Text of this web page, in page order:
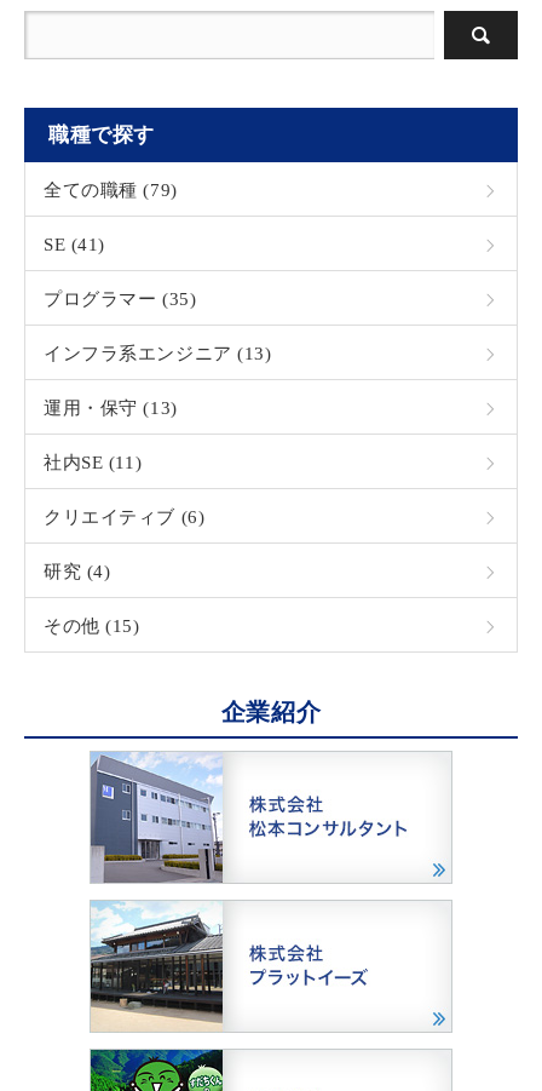
職種で探す
全ての職種 (79)
SE (41)
プログラマー (35)
インフラ系エンジニア (13)
運用・保守 (13)
社内SE (11)
クリエイティブ (6)
研究 (4)
その他 (15)
企業紹介